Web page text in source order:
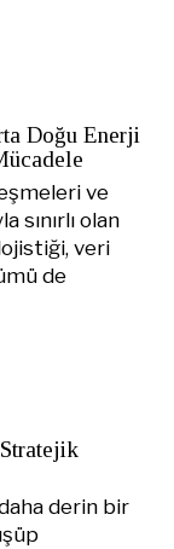
Doğu Enerji
ve
sınırlı olan
veri
de
derin bir